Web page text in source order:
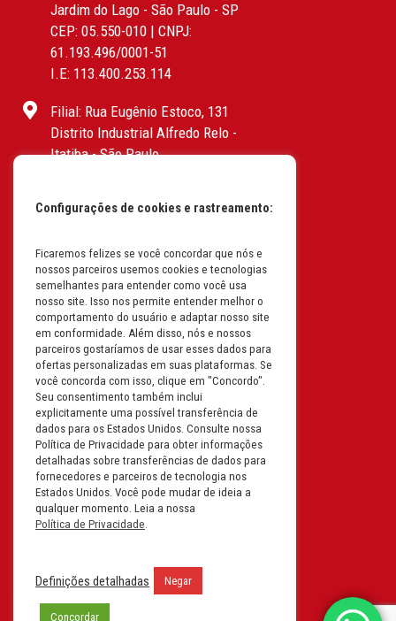
Jardim do Lago - São Paulo - SP
CEP: 05.550-010 | CNPJ:
61.193.496/0001-51
I.E: 113.400.253.114
Filial: Rua Eugênio Estoco, 131
Distrito Industrial Alfredo Relo -
Itatiba - São Paulo
I.E: 382.096.357.1147
Filial: Av. Odila Chaves Rodrigues,
1277
Parque industrial RM - Condomínio
Therapark - Jundiaí - São Paulo
CEP: 13.213-087 | CNPJ:
61.193.496/0018-08
I.E: 407.642.800.114
Filial: Rua em Projeto G, 728 – Letra A
B C D
Tabuleiro do Martins – Maceió -
Alagoas
CEP. 57081-036 | CNPJ:
61.193.496/0014-76
Filial: Mavalerio, USA Inc.
11990 N Lakeridge Pkwy
Configurações de cookies e rastreamento:
Ficaremos felizes se você concordar que nós e
nossos parceiros usemos cookies e tecnologias
semelhantes para entender como você usa
nosso site. Isso nos permite entender melhor o
comportamento do usuário e adaptar nosso site
em conformidade. Além disso, nós e nossos
parceiros gostaríamos de usar esses dados para
ofertas personalizadas em suas plataformas. Se
você concorda com isso, clique em "Concordo".
Seu consentimento também inclui
explicitamente uma possível transferência de
dados para os Estados Unidos. Consulte nossa
Política de Privacidade para obter informações
detalhadas sobre transferências de dados para
fornecedores e parceiros de tecnologia nos
Estados Unidos. Você pode mudar de ideia a
qualquer momento. Leia a nossa
Política de Privacidade.
Definições detalhadas Negar
Concordar